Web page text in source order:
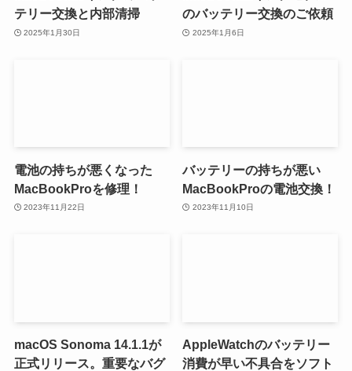
テリー交換と内部清掃
2025年1月30日
のバッテリー交換のご依頼
2025年1月6日
電池の持ちが悪くなった
MacBookProを修理！
2023年11月22日
バッテリーの持ちが悪い
MacBookProの電池交換！
2023年11月10日
macOS Sonoma 14.1.1が
正式リリース。重要なバグ
AppleWatchのバッテリー
消費が早い不具合をソフト